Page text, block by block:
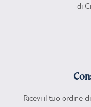
di
Ricevi il tuo ordine